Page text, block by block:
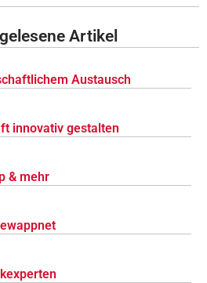
Artikel
Austausch
innovativ gestalten
& mehr